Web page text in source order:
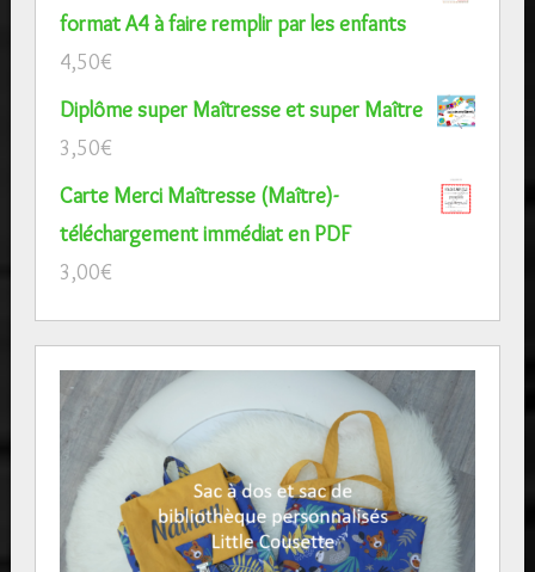
format A4 à faire remplir par les enfants
4,50€
Diplôme super Maîtresse et super Maître
3,50€
Carte Merci Maîtresse (Maître)-
téléchargement immédiat en PDF
3,00€